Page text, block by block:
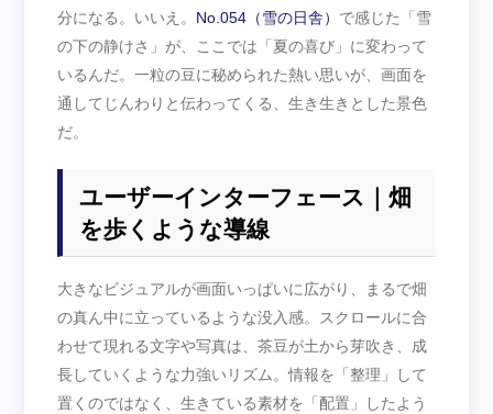
分になる。いいえ。 No.054（雪の日舎） で感じた「雪
の下の静けさ」が、ここでは「夏の喜び」に変わって
いるんだ。一粒の豆に秘められた熱い思いが、画面を
通してじんわりと伝わってくる、生き生きとした景色
だ。
ユーザーインターフェース｜畑
を歩くような導線
大きなビジュアルが画面いっぱいに広がり、まるで畑
の真ん中に立っているような没入感。スクロールに合
わせて現れる文字や写真は、茶豆が土から芽吹き、成
長していくような力強いリズム。情報を「整理」して
置くのではなく、生きている素材を「配置」したよう